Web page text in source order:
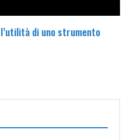
di uno strumento